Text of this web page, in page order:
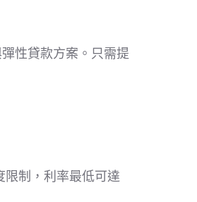
性貸款方案。只需提
制，利率最低可達